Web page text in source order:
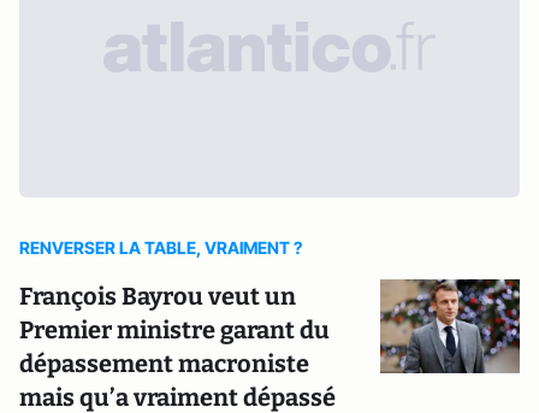
RENVERSER LA TABLE, VRAIMENT ?
François Bayrou veut un
Premier ministre garant du
dépassement macroniste
mais qu’a vraiment dépassé